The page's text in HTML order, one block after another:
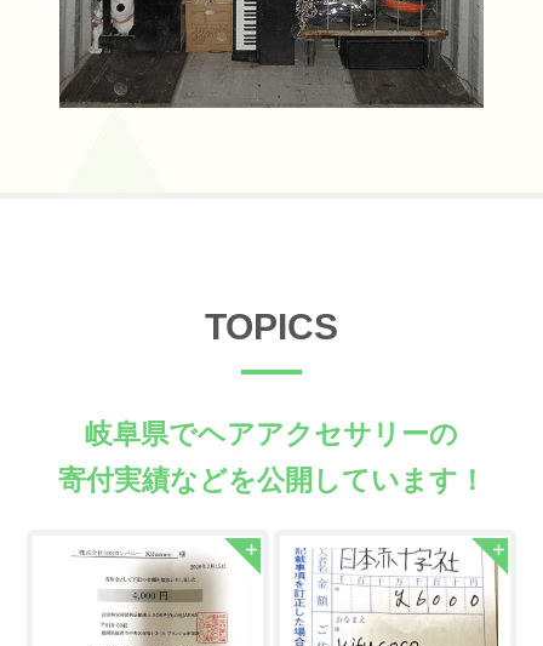
TOPICS
岐阜県でヘアアクセサリーの
寄付実績などを公開しています！